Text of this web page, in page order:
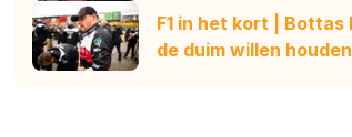
F1 in het kort |
de duim willen